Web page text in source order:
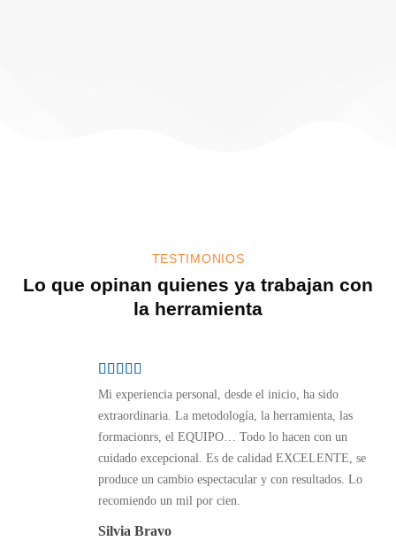
TESTIMONIOS
Lo que opinan quienes ya trabajan con
la herramienta
Mi experiencia personal, desde el inicio, ha sido
extraordinaria. La metodología, la herramienta, las
formacionrs, el EQUIPO… Todo lo hacen con un
cuidado excepcional. Es de calidad EXCELENTE, se
produce un cambio espectacular y con resultados. Lo
recomiendo un mil por cien.
Silvia Bravo